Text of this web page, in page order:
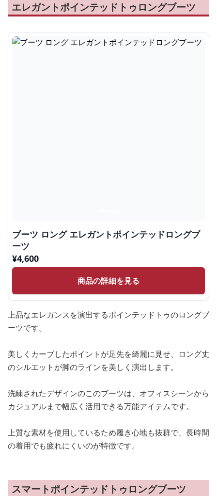
エレガントポインテッドトゥロングブーツ
ブーツ ロング エレガントポインテッドロングブ
ーツ
¥4,600
商品の詳細を見る
上品なエレガンスを演出するポインテッドトゥのロングブ
ーツです。
美しくカーブしたポイントが足先を綺麗に見せ、ロング丈
のシルエットが脚のラインを美しく演出します。
洗練されたデザインのこのブーツは、オフィスシーンから
カジュアルまで幅広く活用できる万能アイテムです。
上質な素材を使用しているため履き心地も抜群で、長時間
の着用でも疲れにくいのが特徴です。
スマートポインテッドトゥロングブーツ